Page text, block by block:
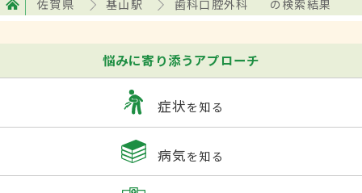
佐賀県 基山駅 歯科口腔外科 の検索結果
悩みに寄り添うアプローチ
症状を知る
病気を知る